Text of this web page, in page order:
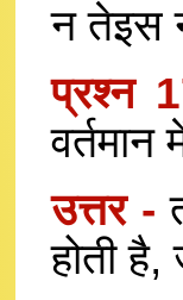
न तेइस
प्रश्न
उत्तर -
होती